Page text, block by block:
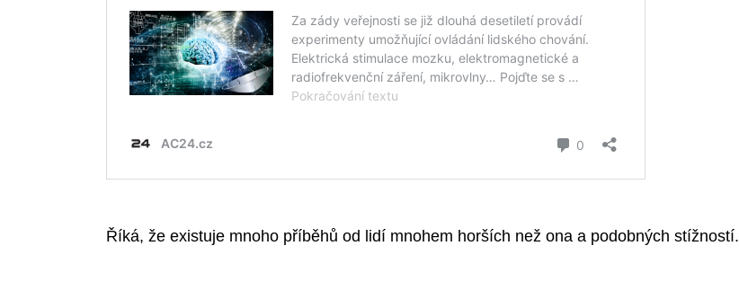
Říká, že existuje mnoho příběhů od lidí mnohem horších než ona a podobných stížností.